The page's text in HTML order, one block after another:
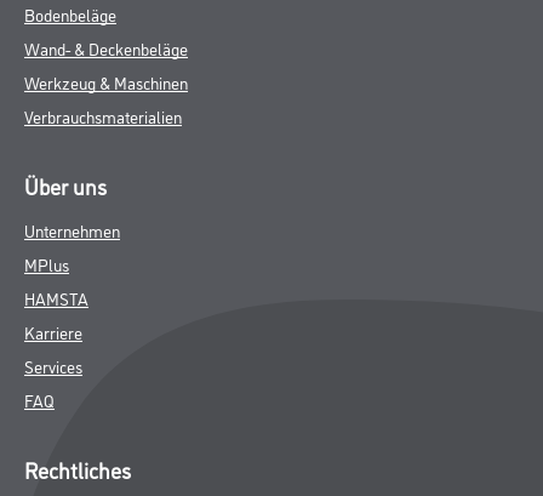
Bodenbeläge
Wand- & Deckenbeläge
Werkzeug & Maschinen
Verbrauchsmaterialien
Über uns
Unternehmen
MPlus
HAMSTA
Karriere
Services
FAQ
Rechtliches